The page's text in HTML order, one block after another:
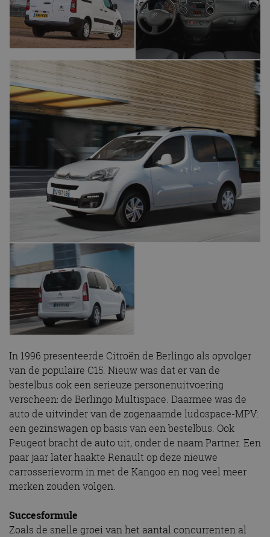
In 1996 presenteerde Citroën de Berlingo als opvolger
van de populaire C15. Nieuw was dat er van de
bestelbus ook een serieuze personenuitvoering
verscheen: de Berlingo Multispace. Daarmee was de
auto de uitvinder van de zogenaamde ludospace-MPV:
een gezinswagen op basis van een bestelbus. Ook
Peugeot bracht de auto uit, onder de naam Partner. Een
paar jaar later haakte Renault op deze nieuwe
carrosserievorm in met de Kangoo en nog veel meer
merken zouden volgen.
Succesformule
Zoals de snelle groei van het aantal concurrenten al